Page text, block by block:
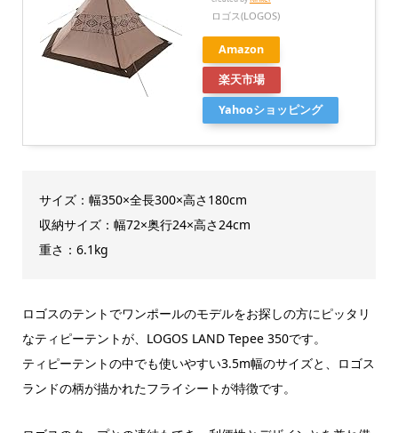
ロゴス(LOGOS)
Amazon
楽天市場
Yahooショッピング
サイズ：幅350×全長300×高さ180cm
収納サイズ：幅72×奥行24×高さ24cm
重さ：6.1kg
ロゴスのテントでワンポールのモデルをお探しの方にピッタリ
なティピーテントが、LOGOS LAND Tepee 350です。
ティピーテントの中でも使いやすい3.5m幅のサイズと、ロゴス
ランドの柄が描かれたフライシートが特徴です。